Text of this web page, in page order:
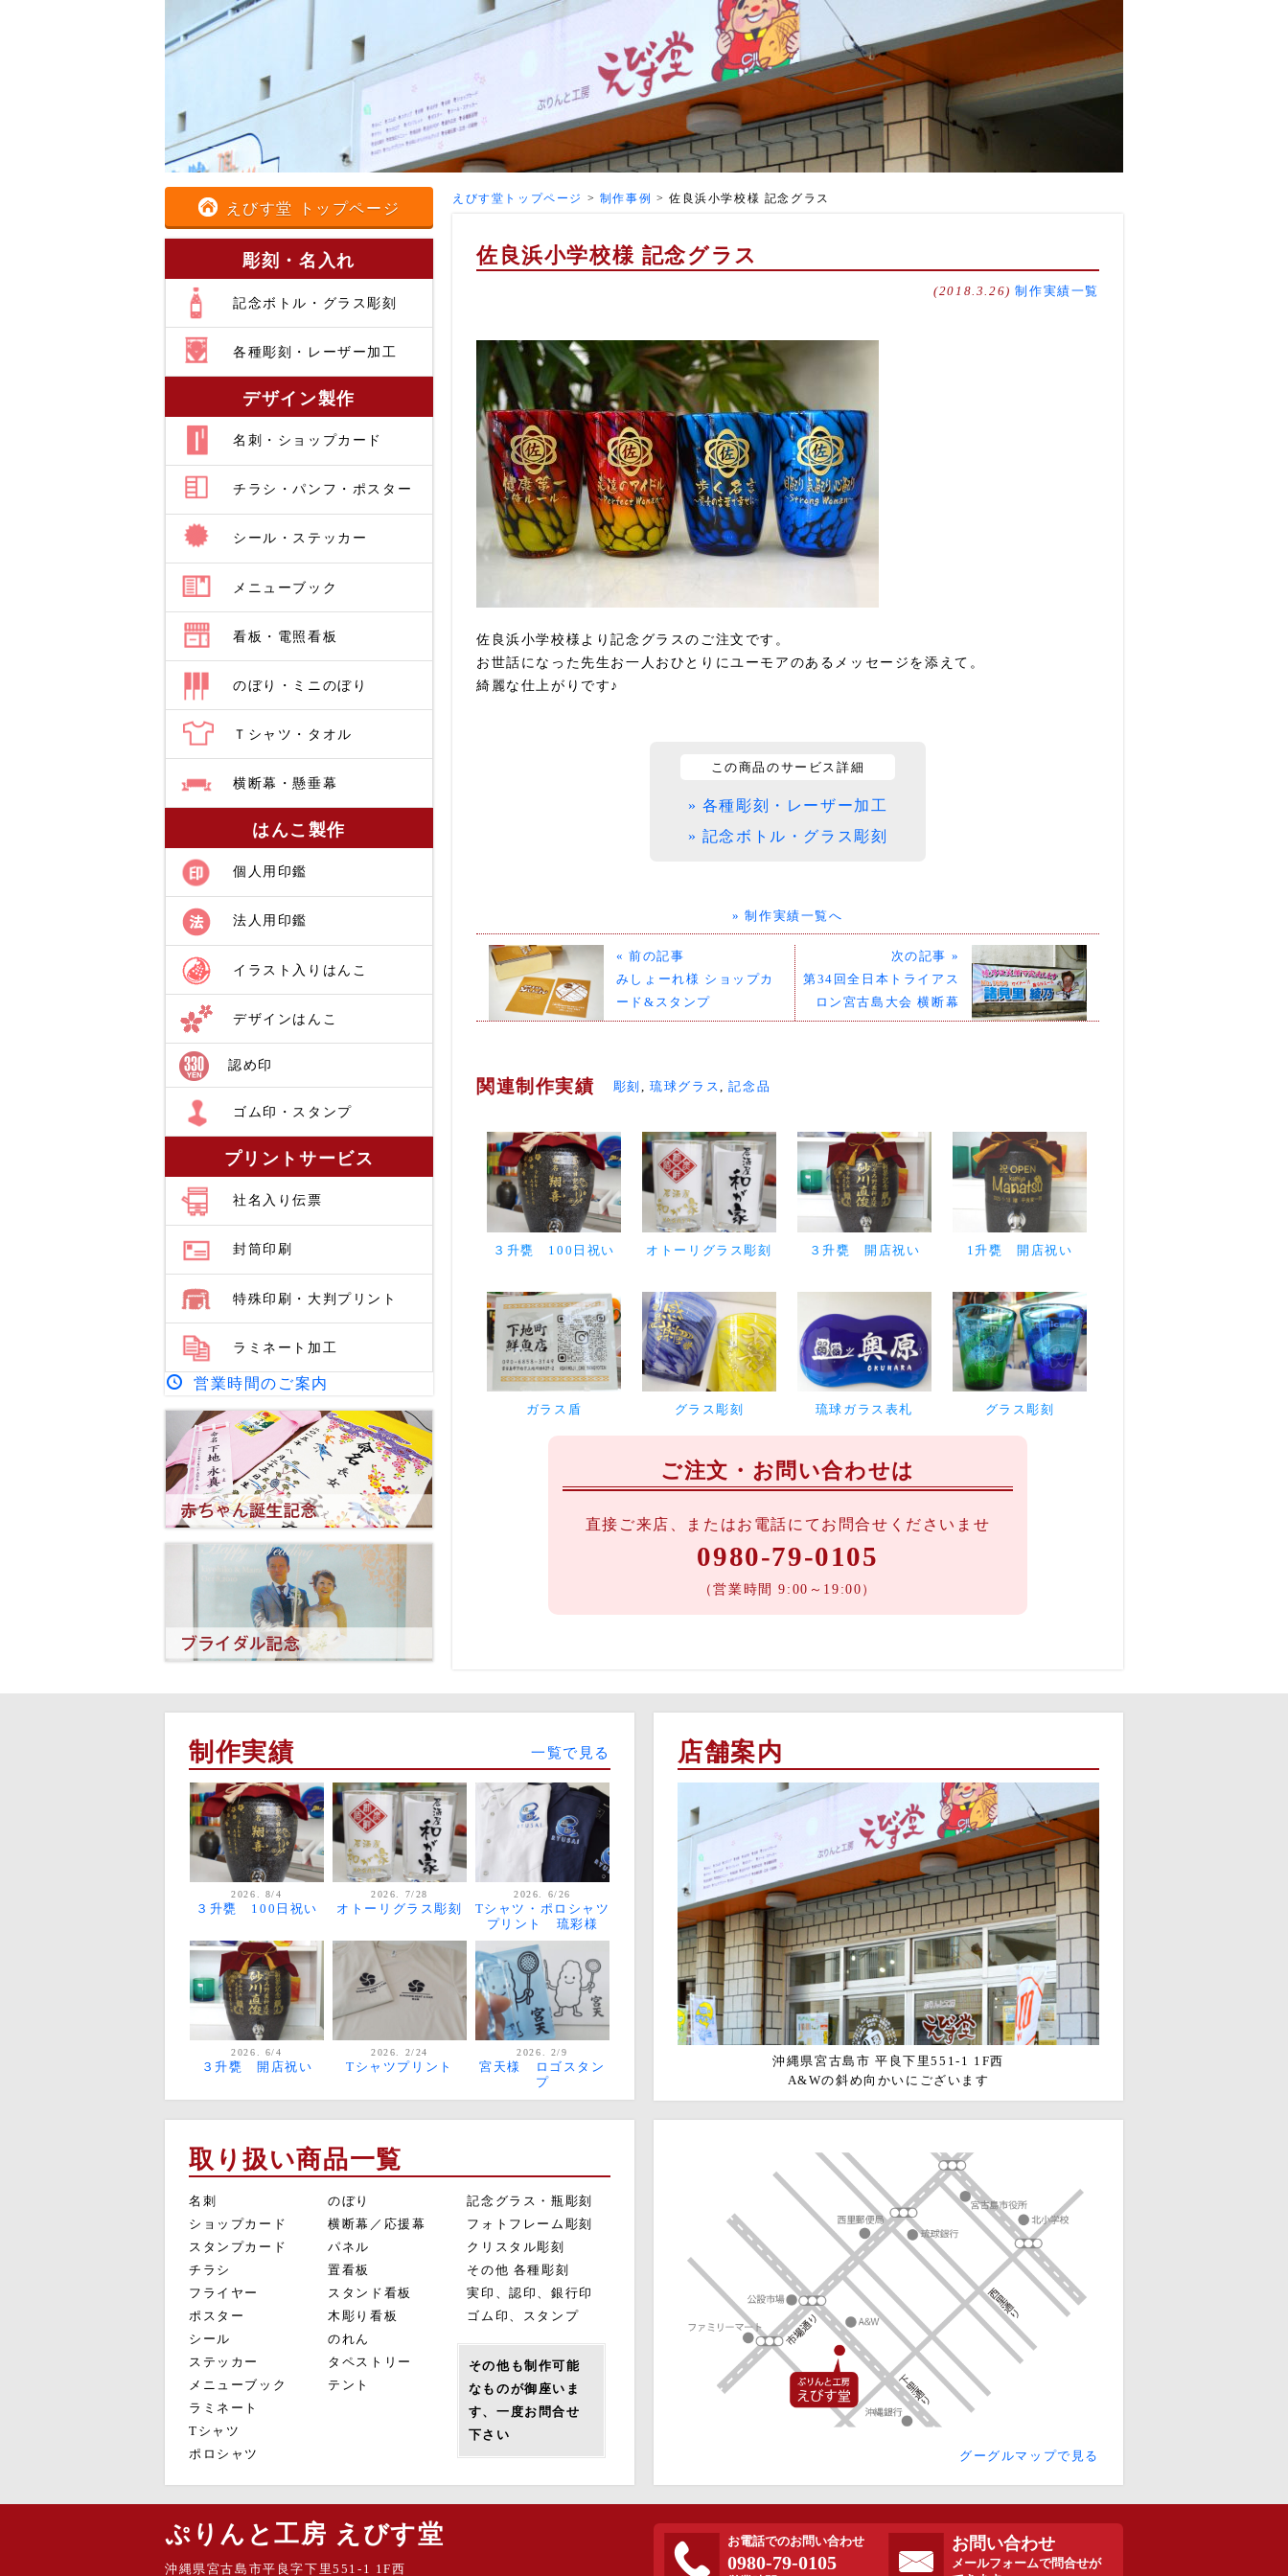
えびす堂 トップページ
彫刻・名入れ
記念ボトル・グラス彫刻
各種彫刻・レーザー加工
デザイン製作
名刺・ショップカード
チラシ・パンフ・ポスター
シール・ステッカー
メニューブック
看板・電照看板
のぼり・ミニのぼり
Ｔシャツ・タオル
横断幕・懸垂幕
はんこ製作
個人用印鑑
法人用印鑑
イラスト入りはんこ
デザインはんこ
認め印
ゴム印・スタンプ
プリントサービス
社名入り伝票
封筒印刷
特殊印刷・大判プリント
ラミネート加工
営業時間のご案内
えびす堂トップページ > 制作事例 >佐良浜小学校様 記念グラス
佐良浜小学校様 記念グラス
(2018.3.26) 制作実績一覧
佐良浜小学校様より記念グラスのご注文です。
お世話になった先生お一人おひとりにユーモアのあるメッセージを添えて。
綺麗な仕上がりです♪
この商品のサービス詳細
» 各種彫刻・レーザー加工
» 記念ボトル・グラス彫刻
» 制作実績一覧へ
« 前の記事
みしょーれ様 ショップカ
ード&スタンプ
次の記事 »
第34回全日本トライアス
ロン宮古島大会 横断幕
関連制作実績 彫刻 ,琉球グラス,記念品
３升甕 100日祝い オトーリグラス彫刻 ３升甕 開店祝い 1升甕 開店祝い
ガラス盾 グラス彫刻 琉球ガラス表札 グラス彫刻
ご注文・お問い合わせは
直接ご来店、またはお電話にてお問合せくださいませ
0980-79-0105
（営業時間 9:00～19:00）
制作実績 一覧で見る
2026. 8/4
３升甕 100日祝い
2026. 7/28
オトーリグラス彫刻
2026. 6/26
Tシャツ・ポロシャツ
プリント 琉彩様
2026. 6/4
３升甕 開店祝い
2026. 2/24
Tシャツプリント
2026. 2/9
宮天様 ロゴスタン
プ
店舗案内
沖縄県宮古島市 平良下里551-1 1F西
A&Wの斜め向かいにございます
取り扱い商品一覧
名刺
ショップカード
スタンプカード
チラシ
フライヤー
ポスター
シール
ステッカー
メニューブック
ラミネート
Tシャツ
ポロシャツ
のぼり
横断幕／応援幕
パネル
置看板
スタンド看板
木彫り看板
のれん
タペストリー
テント
記念グラス・瓶彫刻
フォトフレーム彫刻
クリスタル彫刻
その他 各種彫刻
実印、認印、銀行印
ゴム印、スタンプ
その他も制作可能
なものが御座いま
す、一度お問合せ
下さい
グーグルマップで見る
ぷりんと工房 えびす堂
沖縄県宮古島市平良字下里551-1 1F西
お電話でのお問い合わせ
0980-79-0105
お問い合わせ
メールフォームで問合せが